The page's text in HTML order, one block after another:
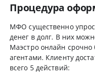
Процедура
МФО существенно
денег в долг. В них
Маэстро онлайн срочно
агентами. Клиенту
всего 5 действий: